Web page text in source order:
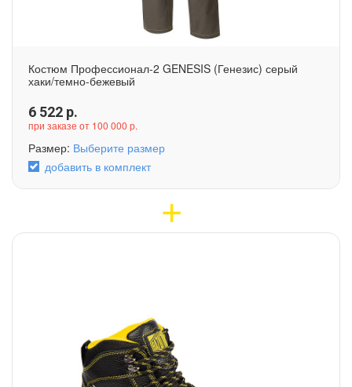
Костюм Профессионал-2 GENESIS (Генезис) серый
хаки/темно-бежевый
6 522 р.
при заказе от 100 000 р.
Размер: Выберите размер
добавить в комплект